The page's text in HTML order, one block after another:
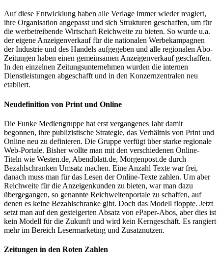
Auf diese Entwicklung haben alle Verlage immer wieder reagiert,
ihre Organisation angepasst und sich Strukturen geschaffen, um für
die werbetreibende Wirtschaft Reichweite zu bieten. So wurde u.a.
der eigene Anzeigenverkauf für die nationalen Werbekampagnen
der Industrie und des Handels aufgegeben und alle regionalen Abo-
Zeitungen haben einen gemeinsamen Anzeigenverkauf geschaffen.
In den einzelnen Zeitungsunternehmen wurden die internen
Dienstleistungen abgeschafft und in den Konzernzentralen neu
etabliert.
Neudefinition von Print und Online
Die Funke Mediengruppe hat erst vergangenes Jahr damit
begonnen, ihre publizistische Strategie, das Verhältnis von Print und
Online neu zu definieren. Die Gruppe verfügt über starke regionale
Web-Portale. Bisher wollte man mit den verschiedenen Online-
Titeln wie Westen.de, Abendblatt.de, Morgenpost.de durch
Bezahlschranken Umsatz machen. Eine Anzahl Texte war frei,
danach muss man für das Lesen der Online-Texte zahlen. Um aber
Reichweite für die Anzeigenkunden zu bieten, war man dazu
übergegangen, so genannte Reichweitenportale zu schaffen, auf
denen es keine Bezahlschranke gibt. Doch das Modell floppte. Jetzt
setzt man auf den gesteigerten Absatz von ePaper-Abos, aber dies ist
kein Modell für die Zukunft und wird kein Kerngeschäft. Es rangiert
mehr im Bereich Lesermarketing und Zusatznutzen.
Zeitungen in den Roten Zahlen